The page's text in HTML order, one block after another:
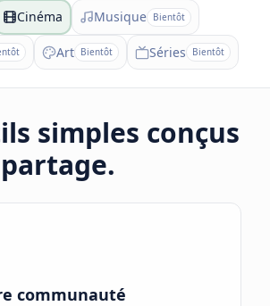
Cinéma Musique Bientôt
Art Bientôt Séries Bientôt
simples conçus
communauté